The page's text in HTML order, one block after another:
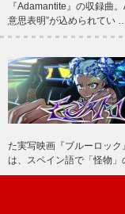
『Adamantite』の収録曲
意思表明”が込められてい
た実写映画『ブルーロック
は、スペイン語で「怪物